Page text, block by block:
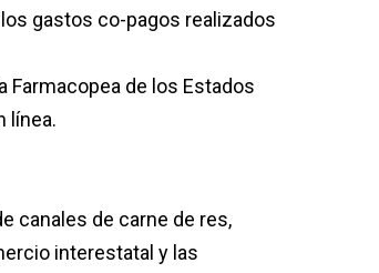
gastos co-pagos realizados
Farmacopea de los Estados
línea.
canales de carne de res,
interestatal y las